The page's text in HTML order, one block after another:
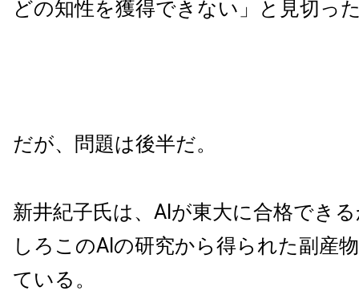
どの知性を獲得できない」と見切っ
だが、問題は後半だ。
新井紀子氏は、AIが東大に合格でき
しろこのAIの研究から得られた副産
ている。